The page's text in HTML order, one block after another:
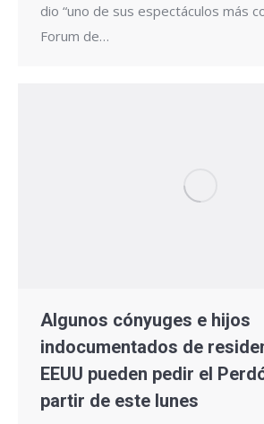
dio “uno de sus espectáculos más
Forum de…
Algunos cónyuges e hijos
indocumentados de
EEUU pueden pedir el
partir de este lunes